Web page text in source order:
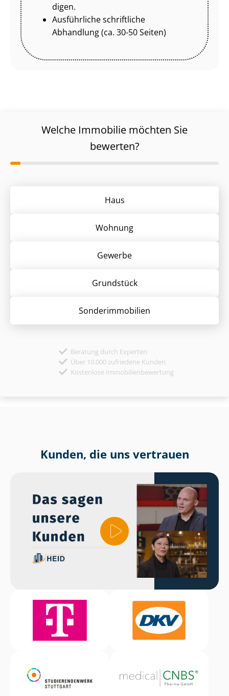
di­gen.
Ausführliche schriftliche
Abhandlung (ca. 30-50 Seiten)
Welche Immobilie möchten Sie
bewerten?
Haus
Wohnung
Gewerbe
Grund­stück
Sonder­immobilien
Beratung durch Experten
Über 10.000 zufriedene Kunden
Kostenlose Immobilienbewertung
Kunden, die uns vertrauen